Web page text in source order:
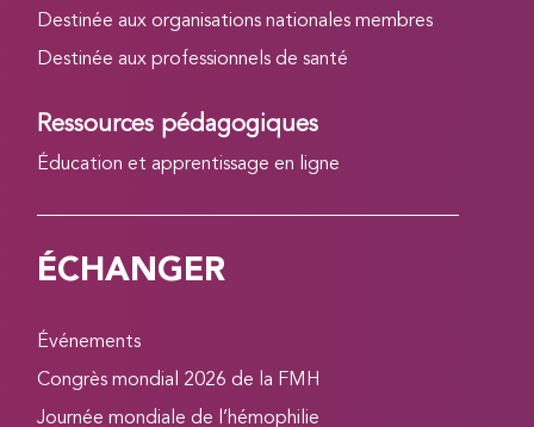
Destinée aux organisations nationales membres
Destinée aux professionnels de santé
Ressources pédagogiques
Éducation et apprentissage en ligne
ÉCHANGER
Événements
Congrès mondial 2026 de la FMH
Journée mondiale de l’hémophilie